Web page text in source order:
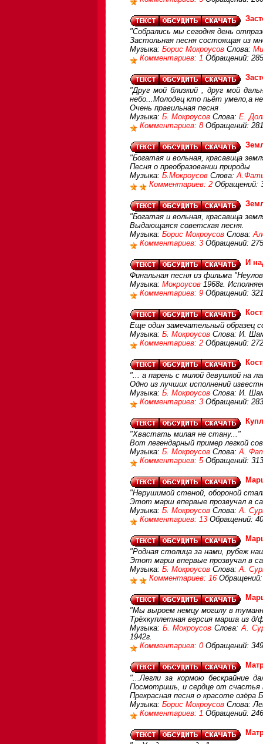
"Собрались мы сегодня день
Застольная песня состоящая из
Музыка: Борис Мокроусов Слова:
Комментариев: 1 Обращений:
"Друг мой близкий , друг мой
небо...Молодец кто пьёт умело,а
Очень правильная песня
Музыка: Б. Мокроусов Слова: Е.
Комментариев: 8 Обращений:
"Богатая и вольная, красавица
Песня о преобразовании природы
Музыка: Б.Мокроусов Слова:
Комментариев: 2 Обращений:
"Богатая и вольная, красавица
Выдающаяся советская песня.
Музыка: Борис Мокроусов Слова:
Комментариев: 3 Обращений:
И
Финальная песня из фильма
Музыка: Мокроусов 1968г.
Комментариев: 9 Обращений:
Еще один замечательный образец
Музыка: Б. Мокроусов Слова: И.
Комментариев: 2 Обращений:
"... а парень с милой девушкой на
Одно из лучших исполнений
Музыка: Б. Мокроусов Слова: И.
Комментариев: 3 Обращений:
"Хвастать милая не стану..."
Вот легендарный пример легкой
Музыка: Б. Мокроусов Слова:А.
Комментариев: 5 Обращений:
"Нерушимой стеной, обороной
Этот марш впервые прозвучал в
Музыка: Б. Мокроусов Слова:А.
Комментариев: 13 Обращений:
"Родная столица за нами, рубеж
Этот марш впервые прозвучал в
Музыка: Б. Мокроусов Слова:А.
Комментариев: 16 Обращений:
"Мы выроем немцу могилу в
Трёхкуплетная версия марша из д/
Музыка: Б. Мокроусов Слова:А.
1942г.
Комментариев: 0 Обращений:
"...Легли за кормою бескрайние
Посмотришь, и сердце от счастья
Прекрасная песня о красоте озёра
Музыка: Борис Мокроусов Слова:
Комментариев: 1 Обращений: